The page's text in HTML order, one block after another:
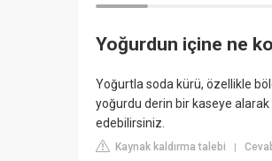
Yoğurdun içine ne
Yoğurtla soda kürü, özellikle
yoğurdu derin bir kaseye alarak
edebilirsiniz.
Kaynak kaldırma talebi |